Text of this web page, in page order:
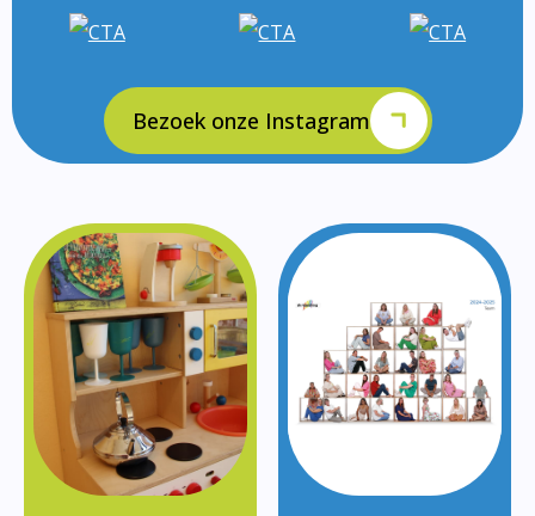
Bezoek onze Instagram